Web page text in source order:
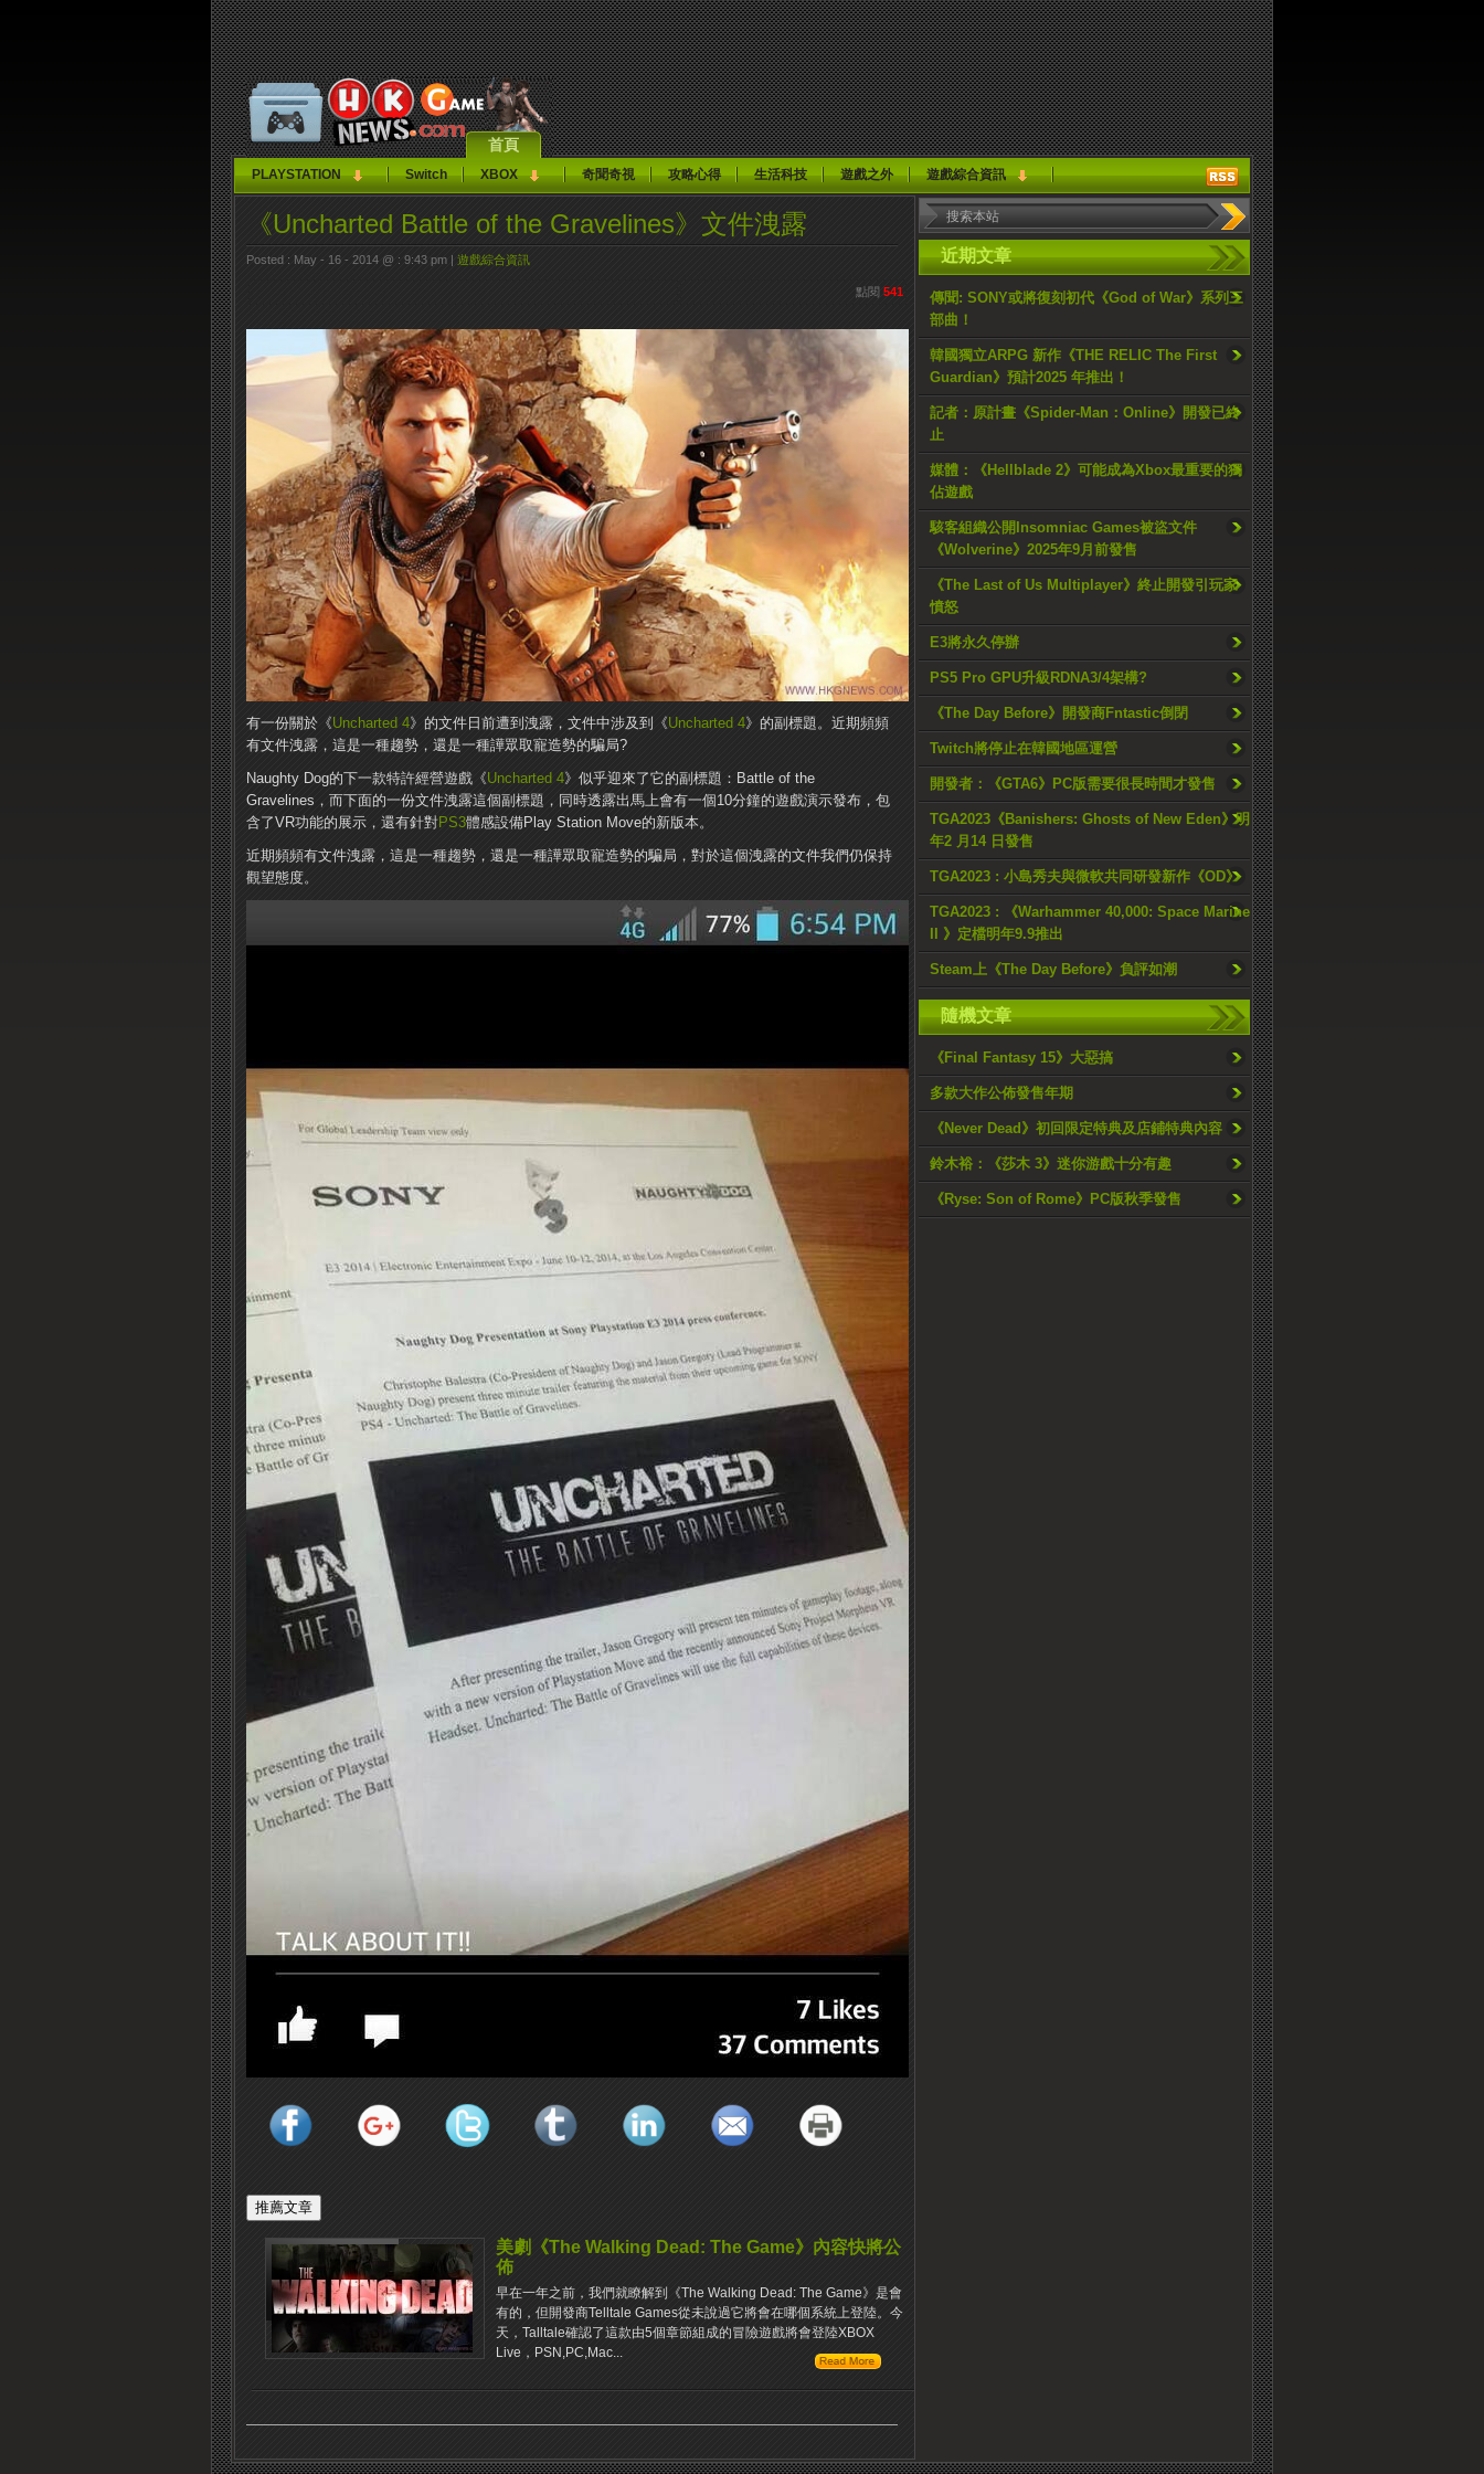
首頁
PLAYSTATION Switch XBOX 奇聞奇視 攻略心得 生活科技 遊戲之外 遊戲綜合資訊
近期文章
傳聞: SONY或將復刻初代《God of War》系列三
部曲！
韓國獨立ARPG 新作《THE RELIC The First
Guardian》預計2025 年推出！
記者：原計畫《Spider-Man：Online》開發已終
止
媒體：《Hellblade 2》可能成為Xbox最重要的獨
佔遊戲
駭客組織公開Insomniac Games被盜文件
《Wolverine》2025年9月前發售
《The Last of Us Multiplayer》終止開發引玩家
憤怒
E3將永久停辦
PS5 Pro GPU升級RDNA3/4架構?
《The Day Before》開發商Fntastic倒閉
Twitch將停止在韓國地區運營
開發者：《GTA6》PC版需要很長時間才發售
TGA2023《Banishers: Ghosts of New Eden》明
年2 月14 日發售
TGA2023 : 小島秀夫與微軟共同研發新作《OD》
TGA2023 : 《Warhammer 40,000: Space Marine
II 》定檔明年9.9推出
Steam上《The Day Before》負評如潮
隨機文章
《Final Fantasy 15》大惡搞
多款大作公佈發售年期
《Never Dead》初回限定特典及店鋪特典內容
鈴木裕：《莎木 3》迷你游戲十分有趣
《Ryse: Son of Rome》PC版秋季發售
《Uncharted Battle of the Gravelines》文件洩露
Posted : May - 16 - 2014 @ : 9:43 pm | 遊戲綜合資訊
點閱 541
有一份關於《Uncharted 4》的文件日前遭到洩露，文件中涉及到《Uncharted 4》的副標題。近期頻頻
有文件洩露，這是一種趨勢，還是一種譁眾取寵造勢的騙局?
Naughty Dog的下一款特許經營遊戲《Uncharted 4》似乎迎來了它的副標題：Battle of the
Gravelines，而下面的一份文件洩露這個副標題，同時透露出馬上會有一個10分鐘的遊戲演示發布，包
含了VR功能的展示，還有針對PS3體感設備Play Station Move的新版本。
近期頻頻有文件洩露，這是一種趨勢，還是一種譁眾取寵造勢的騙局，對於這個洩露的文件我們仍保持
觀望態度。
美劇《The Walking Dead: The Game》內容快將公
佈
早在一年之前，我們就瞭解到《The Walking Dead: The Game》是會
有的，但開發商Telltale Games從未說過它將會在哪個系統上登陸。今
天，Talltale確認了這款由5個章節組成的冒險遊戲將會登陸XBOX
Live，PSN,PC,Mac...